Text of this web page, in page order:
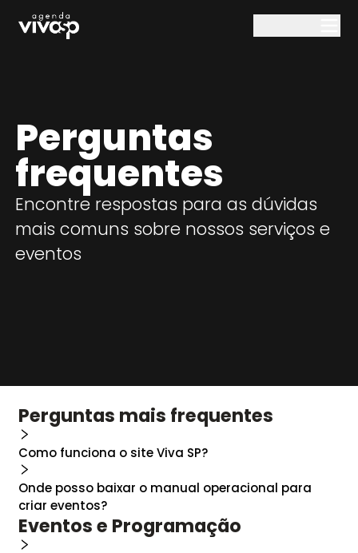
Perguntas
frequentes
Encontre respostas para as dúvidas
mais comuns sobre nossos serviços e
eventos
Perguntas mais frequentes
Como funciona o site Viva SP?
Onde posso baixar o manual operacional para
criar eventos?
Eventos e Programação